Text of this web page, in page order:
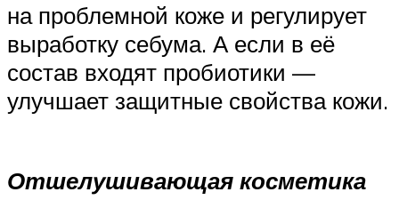
на проблемной коже и регулирует
выработку себума. А если в её
состав входят пробиотики —
улучшает защитные свойства кожи.
Отшелушивающая косметика